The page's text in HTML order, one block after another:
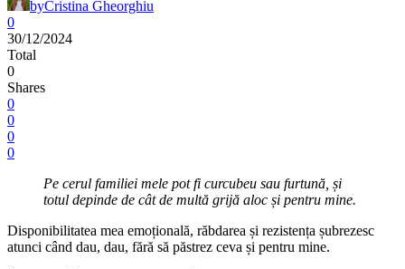
byCristina Gheorghiu
0
30/12/2024
Total
0
Shares
0
0
0
0
Pe cerul familiei mele pot fi curcubeu sau furtună, și
totul depinde de cât de multă grijă aloc și pentru mine.
Disponibilitatea mea emoțională, răbdarea și rezistența șubrezesc
atunci când dau, dau, fără să păstrez ceva și pentru mine.